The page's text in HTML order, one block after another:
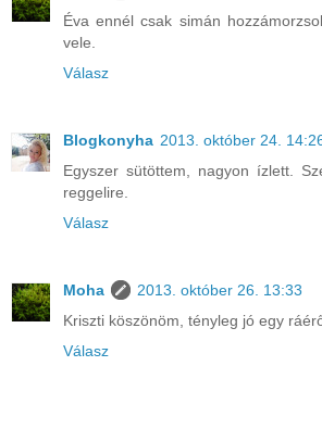
Éva ennél csak simán
vele.
Válasz
Blogkonyha 2013. október 24.
Egyszer sütöttem, nagyon ízlett.
reggelire.
Válasz
Moha
2013. október 26. 13:33
Kriszti köszönöm, tényleg jó egy
Válasz